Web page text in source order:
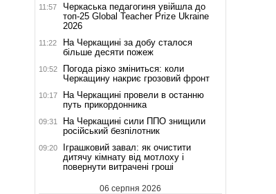
11:57
Черкаська педагогиня увійшла до
топ-25 Global Teacher Prize Ukraine
2026
11:22
На Черкащині за добу сталося
більше десяти пожеж
10:52
Погода різко зміниться: коли
Черкащину накриє грозовий фронт
10:17
На Черкащині провели в останню
путь прикордонника
09:31
На Черкащині сили ППО знищили
російський безпілотник
09:20
Іграшковий завал: як очистити
дитячу кімнату від мотлоху і
повернути витрачені гроші
06 серпня 2026